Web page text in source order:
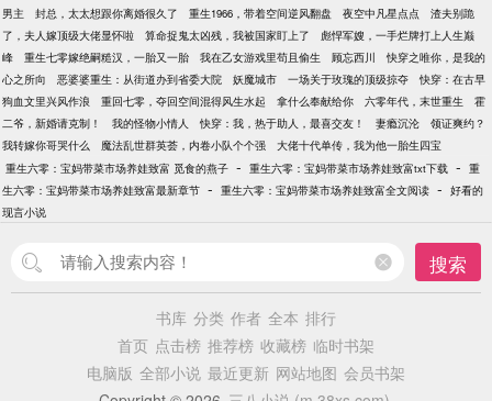
男主
封总，太太想跟你离婚很久了 重生1966，带着空间逆风翻盘 夜空中凡星点点
渣夫别跪
了，夫人嫁顶级大佬显怀啦
算命捉鬼太凶残，我被国家盯上了
彪悍军嫂，一手烂牌打上人生巅
峰
重生七零嫁绝嗣糙汉，一胎又一胎 我在乙女游戏里苟且偷生 顾忘西川
快穿之唯你，是我的
心之所向
恶婆婆重生：从街道办到省委大院 妖魔城市 一场关于玫瑰的顶级掠夺
快穿：在古早
狗血文里兴风作浪
重回七零，夺回空间混得风生水起 拿什么奉献给你 六零年代，末世重生
霍
二爷，新婚请克制！
我的怪物小情人 快穿：我，热于助人，最喜交友！ 妻瘾沉沦
领证爽约？
我转嫁你哥哭什么
魔法乱世群英荟，内卷小队个个强
大佬十代单传，我为他一胎生四宝
重生六零：宝妈带菜市场养娃致富 觅食的燕子 - 重生六零：宝妈带菜市场养娃致富txt下载 - 重
生六零：宝妈带菜市场养娃致富最新章节 - 重生六零：宝妈带菜市场养娃致富全文阅读 - 好看的
现言小说
搜索
书库 分类 作者 全本 排行
首页 点击榜 推荐榜 收藏榜 临时书架
电脑版 全部小说 最近更新 网站地图 会员书架